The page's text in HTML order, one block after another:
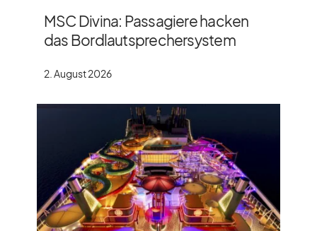
MSC Divina: Passagiere hacken
das Bordlautsprechersystem
2. August 2026